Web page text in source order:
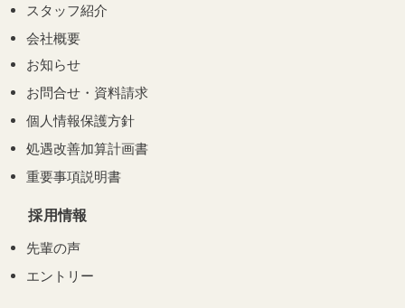
スタッフ紹介
会社概要
お知らせ
お問合せ・資料請求
個人情報保護方針
処遇改善加算計画書
重要事項説明書
採用情報
先輩の声
エントリー